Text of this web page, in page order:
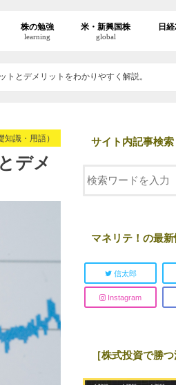
株の勉強
learning
米・新興国株
global
日
トとデメリットをわかりやすく解説。
知識・用語）
デメ
サイト内記事検索
マネリテ！の最
信太郎
Instagram
［株式投資で勝つ